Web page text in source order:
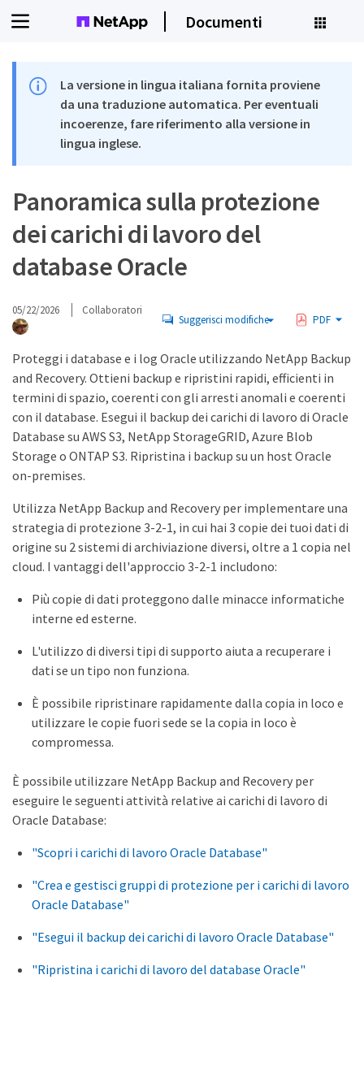
Documenti
La versione in lingua italiana fornita proviene
da una traduzione automatica. Per eventuali
incoerenze, fare riferimento alla versione in
lingua inglese.
Panoramica sulla protezione
dei carichi di lavoro del
database Oracle
05/22/2026 Collaboratori
Suggerisci modifiche PDF
Proteggi i database e i log Oracle utilizzando NetApp Backup
and Recovery. Ottieni backup e ripristini rapidi, efficienti in
termini di spazio, coerenti con gli arresti anomali e coerenti
con il database. Esegui il backup dei carichi di lavoro di Oracle
Database su AWS S3, NetApp StorageGRID, Azure Blob
Storage o ONTAP S3. Ripristina i backup su un host Oracle
on-premises.
Utilizza NetApp Backup and Recovery per implementare una
strategia di protezione 3-2-1, in cui hai 3 copie dei tuoi dati di
origine su 2 sistemi di archiviazione diversi, oltre a 1 copia nel
cloud. I vantaggi dell'approccio 3-2-1 includono:
Più copie di dati proteggono dalle minacce informatiche
interne ed esterne.
L'utilizzo di diversi tipi di supporto aiuta a recuperare i
dati se un tipo non funziona.
È possibile ripristinare rapidamente dalla copia in loco e
utilizzare le copie fuori sede se la copia in loco è
compromessa.
È possibile utilizzare NetApp Backup and Recovery per
eseguire le seguenti attività relative ai carichi di lavoro di
Oracle Database:
"Scopri i carichi di lavoro Oracle Database"
"Crea e gestisci gruppi di protezione per i carichi di lavoro
Oracle Database"
"Esegui il backup dei carichi di lavoro Oracle Database"
"Ripristina i carichi di lavoro del database Oracle"